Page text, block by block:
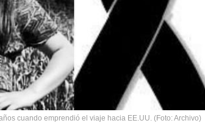
cuando emprendió el viaje hacia EE.UU. (Foto: Archivo)